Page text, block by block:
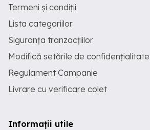
Termeni și condiții
Lista categoriilor
Siguranța tranzacțiilor
Modifică setările de confidențialitate
Regulament Campanie
Livrare cu verificare colet
Informații utile